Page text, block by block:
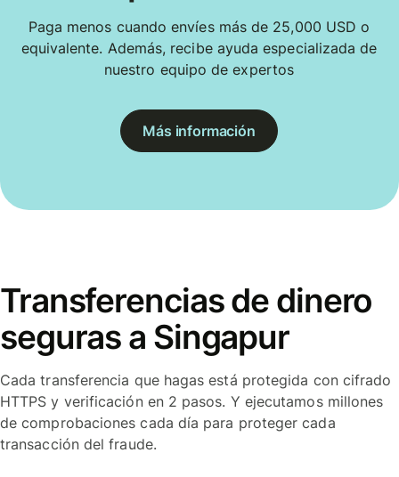
Paga menos cuando envíes más de 25,000 USD o
equivalente. Además, recibe ayuda especializada de
nuestro equipo de expertos
Más información
Transferencias de dinero
seguras a Singapur
Cada transferencia que hagas está protegida con cifrado
HTTPS y verificación en 2 pasos. Y ejecutamos millones
de comprobaciones cada día para proteger cada
transacción del fraude.